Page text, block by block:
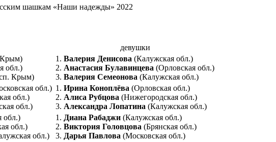
девушки
обл.)
Крым)
1. Валерия Денисова (Калужская обл.)
2. Анастасия Булавинцева (Орловская обл.)
3. Валерия Семеонова (Калужская обл.)
обл.)
обл.)
обл.)
1. Ирина Коноплёва (Орловская обл.)
2. Алиса Рубцова (Нижегородская обл.)
3. Александра Лопатина (Калужская обл.)
обл.)
обл.)
обл.)
1. Диана Рабаджи (Калужская обл.)
2. Виктория Головцова (Брянская обл.)
3. Дарья Павлова (Московская обл.)